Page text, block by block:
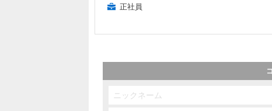
正社員